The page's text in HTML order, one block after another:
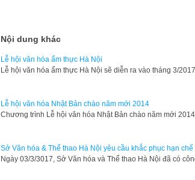
Nội dung khác
Lễ hội văn hóa ẩm thực Hà Nội
Lễ hội văn hóa ẩm thực Hà Nội sẽ diễn ra vào tháng 3/
Lễ hội văn hóa Nhật Bản chào năm mới 2014
​Chương trình Lễ hội văn hóa Nhật Bản chào năm mới
Sở Văn hóa & Thể thao Hà Nội yêu cầu khắc phục hạn
Ngày 03/3/3017, Sở Văn hóa và Thể thao Hà Nội đã có